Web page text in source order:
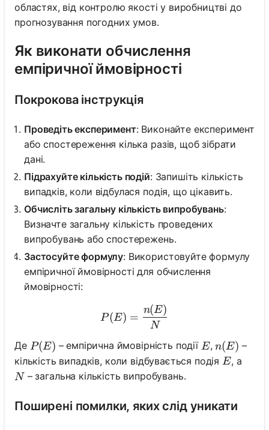
областях, від контролю якості у виробництві до
прогнозування погодних умов.
Як виконати обчислення
емпіричної ймовірності
Покрокова інструкція
Проведіть експеримент: Виконайте експеримент
або спостереження кілька разів, щоб зібрати
дані.
Підрахуйте кількість подій: Запишіть кількість
випадків, коли відбулася подія, що цікавить.
Обчисліть загальну кількість випробувань:
Визначте загальну кількість проведених
випробувань або спостережень.
Застосуйте формулу: Використовуйте формулу
емпіричної ймовірності для обчислення
ймовірності:
P(E) = \frac{n(E)}{N}
P(E) =
N
n(E)
Де P(E)
P(E) – емпірична ймовірність події E
E,n(E)
n(E) –
кількість випадків, коли відбувається подія E
E, а
N
N– загальна кількість випробувань.
Поширені помилки, яких слід уникати